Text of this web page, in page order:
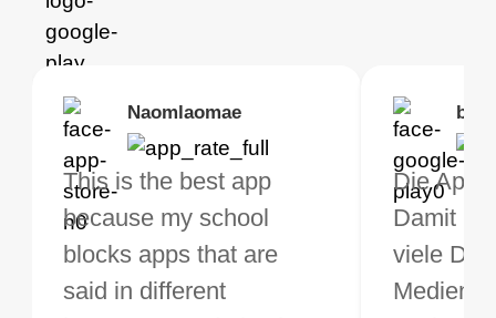
Naomlaomae
This is the best app
because my school
blocks apps that are
said in different
Die App
Damit
viele
Medien
Kirtisha Samant
Das beste kostenfreie
VPN. Ich nutze VPN
nicht sehr oft, aber wenn
ich auf Reisen bin,
Ich
jetzt seit
und
Brias
VPN Works! it has
Locations to
from for free. I
the Premium for
Foutrrrrrr
Muss euch
herunterzuladen,
meine